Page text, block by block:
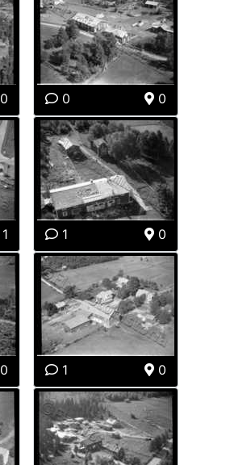
0 0 0
1 1 0
0 1 0